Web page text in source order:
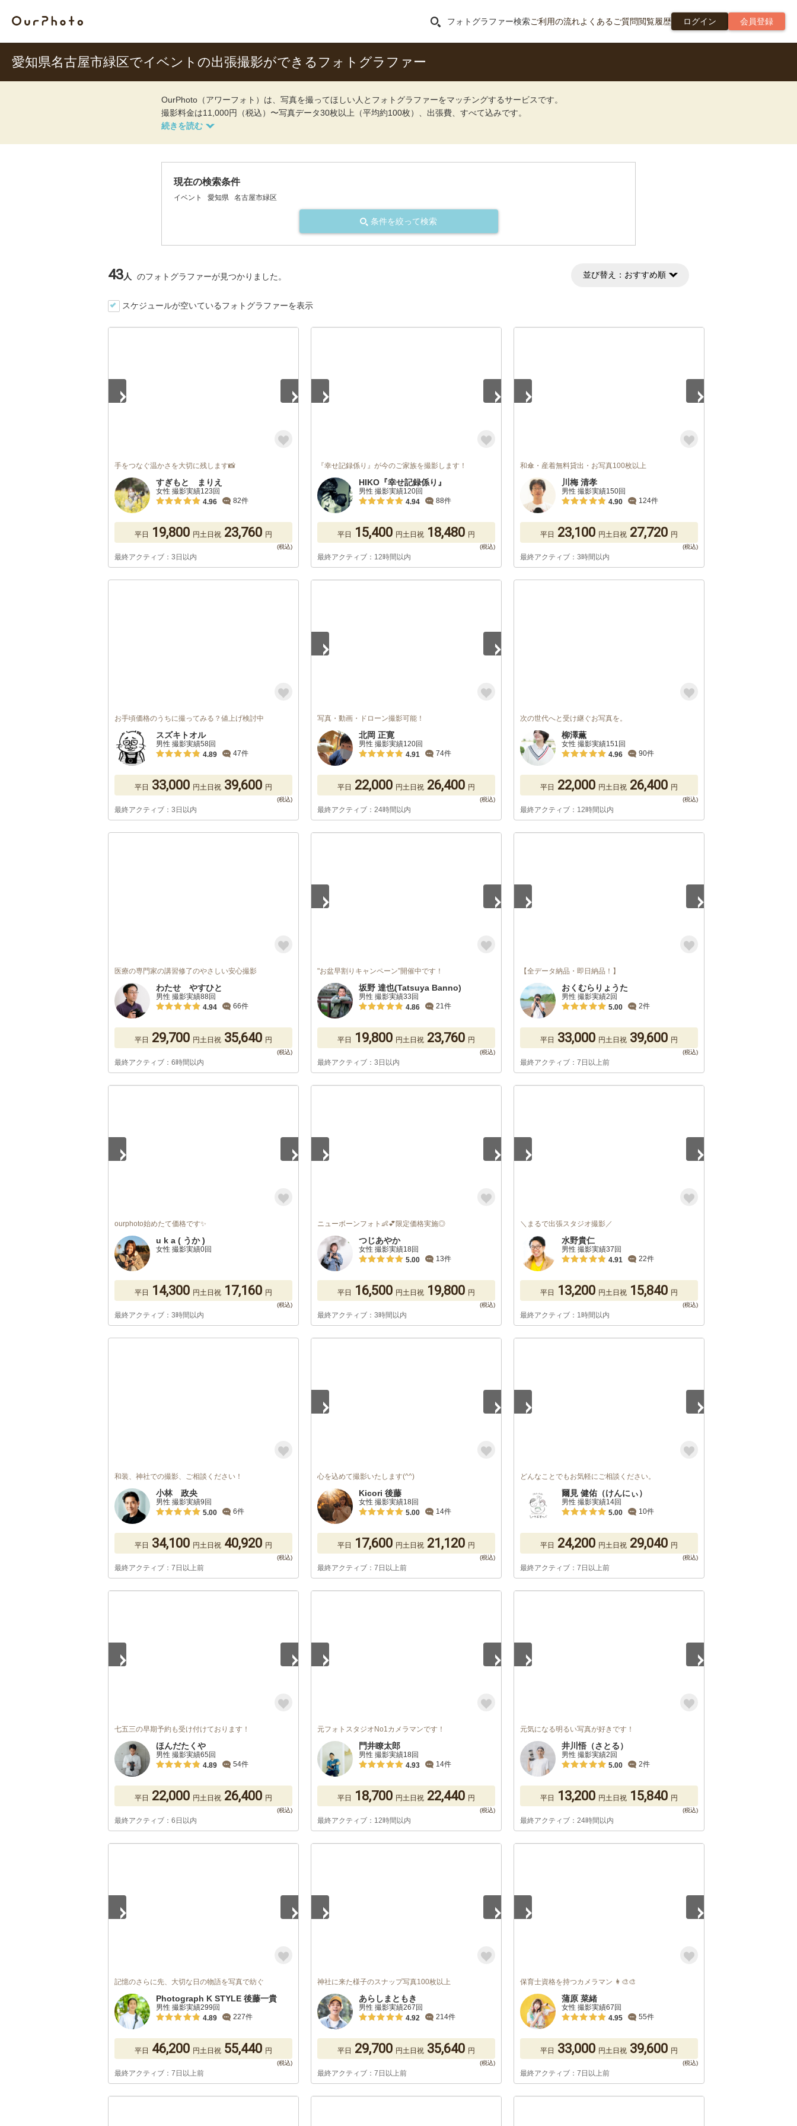
フォトグラファー検索ご利用の流れよくあるご質問閲覧履歴 ログイン 会員登録
愛知県名古屋市緑区でイベントの出張撮影ができるフォトグラファー
OurPhoto（アワーフォト）は、写真を撮ってほしい人とフォトグラファーをマッチングするサービスです。
撮影料金は11,000円（税込）〜写真データ30枚以上（平均約100枚）、出張費、すべて込みです。
現在の検索条件
イベント 愛知県 名古屋市緑区
条件を絞って検索
43人 のフォトグラファーが見つかりました。 並び替え： おすすめ順
スケジュールが空いているフォトグラファーを表示
手をつなぐ温かさを大切に残します📸
すぎもと まりえ
女性 撮影実績123回
4.96
82件
平日 19,800 円土日祝 23,760 円
最終アクティブ：3日以内
『幸せ記録係り』が今のご家族を撮影します！
HIKO『幸せ記録係り』
男性 撮影実績120回
4.94
88件
平日 15,400 円土日祝 18,480 円
最終アクティブ：12時間以内
和傘・産着無料貸出・お写真100枚以上
川梅 清孝
男性 撮影実績150回
4.90
124件
平日 23,100 円土日祝 27,720 円
最終アクティブ：3時間以内
お手頃価格のうちに撮ってみる？値上げ検討中
スズキトオル
男性 撮影実績58回
4.89
47件
平日 33,000 円土日祝 39,600 円
最終アクティブ：3日以内
写真・動画・ドローン撮影可能！
北岡 正寛
男性 撮影実績120回
4.91
74件
平日 22,000 円土日祝 26,400 円
最終アクティブ：24時間以内
次の世代へと受け継ぐお写真を。
柳澤薫
女性 撮影実績151回
4.96
90件
平日 22,000 円土日祝 26,400 円
最終アクティブ：12時間以内
医療の専門家の講習修了のやさしい安心撮影
わたせ やすひと
男性 撮影実績88回
4.94
66件
平日 29,700 円土日祝 35,640 円
最終アクティブ：6時間以内
"お盆早割りキャンペーン”開催中です！
坂野 達也(Tatsuya Banno)
男性 撮影実績33回
4.86
21件
平日 19,800 円土日祝 23,760 円
最終アクティブ：3日以内
【全データ納品・即日納品！】
おくむらりょうた
男性 撮影実績2回
5.00
2件
平日 33,000 円土日祝 39,600 円
最終アクティブ：7日以上前
ourphoto始めたて価格です✨
u k a ( うか )
女性 撮影実績0回
平日 14,300 円土日祝 17,160 円
最終アクティブ：3時間以内
ニューボーンフォト👶💕限定価格実施◎
つじあやか
女性 撮影実績18回
5.00
13件
平日 16,500 円土日祝 19,800 円
最終アクティブ：3時間以内
＼まるで出張スタジオ撮影／
水野貴仁
男性 撮影実績37回
4.91
22件
平日 13,200 円土日祝 15,840 円
最終アクティブ：1時間以内
和装、神社での撮影、ご相談ください！
小林 政央
男性 撮影実績9回
5.00
6件
平日 34,100 円土日祝 40,920 円
最終アクティブ：7日以上前
心を込めて撮影いたします(^^)
Kicori 後藤
女性 撮影実績18回
5.00
14件
平日 17,600 円土日祝 21,120 円
最終アクティブ：7日以上前
どんなことでもお気軽にご相談ください。
爾見 健佑（けんにぃ）
男性 撮影実績14回
5.00
10件
平日 24,200 円土日祝 29,040 円
最終アクティブ：7日以上前
七五三の早期予約も受け付けております！
ほんだたくや
男性 撮影実績65回
4.89
54件
平日 22,000 円土日祝 26,400 円
最終アクティブ：6日以内
元フォトスタジオNo1カメラマンです！
門井瞭太郎
男性 撮影実績18回
4.93
14件
平日 18,700 円土日祝 22,440 円
最終アクティブ：12時間以内
元気になる明るい写真が好きです！
井川悟（さとる）
男性 撮影実績2回
5.00
2件
平日 13,200 円土日祝 15,840 円
最終アクティブ：24時間以内
記憶のさらに先、大切な日の物語を写真で紡ぐ
Photograph K STYLE 後藤一貴
男性 撮影実績299回
4.89
227件
平日 46,200 円土日祝 55,440 円
最終アクティブ：7日以上前
神社に来た様子のスナップ写真100枚以上
あらしまともき
男性 撮影実績267回
4.92
214件
平日 29,700 円土日祝 35,640 円
最終アクティブ：7日以上前
保育士資格を持つカメラマン 👩‍🎨🎨
蒲原 菜緒
女性 撮影実績67回
4.95
55件
平日 33,000 円土日祝 39,600 円
最終アクティブ：7日以上前